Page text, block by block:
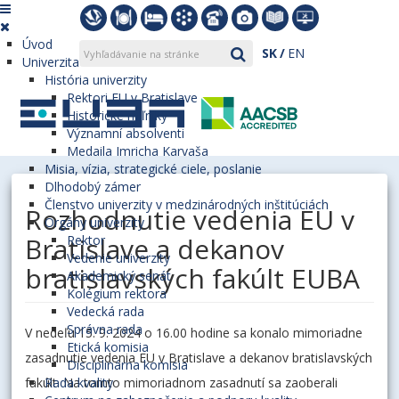
SK EN
Úvod
Univerzita
História univerzity
Rektori EU v Bratislave
Historické míľniky
Významní absolventi
Medaila Imricha Karvaša
Misia, vízia, strategické ciele, poslanie
Dlhodobý zámer
Členstvo univerzity v medzinárodných inštitúciách
Orgány univerzity
Rektor
Vedenie univerzity
Akademický senát
Kolégium rektora
Vedecká rada
Správna rada
Etická komisia
Disciplinárna komisia
Rada kvality
Rozhodnutie vedenia EU v
Bratislave a dekanov
bratislavských fakúlt EUBA
V nedeľu 15. 9. 2024 o 16.00 hodine sa konalo mimoriadne
zasadnutie vedenia EU v Bratislave a dekanov bratislavských
fakúlt. Na tomto mimoriadnom zasadnutí sa zaoberali